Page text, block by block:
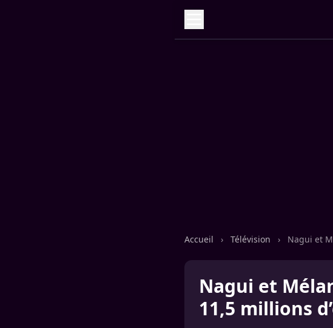
Accueil › Télévision › Nagui et
Nagui et
11,5 millions